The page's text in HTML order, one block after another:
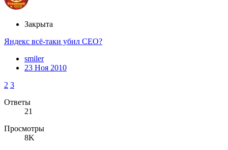
Закрыта
Яндекс всё-таки убил СЕО?
smiler
23 Ноя 2010
2 3
Ответы
21
Просмотры
8K